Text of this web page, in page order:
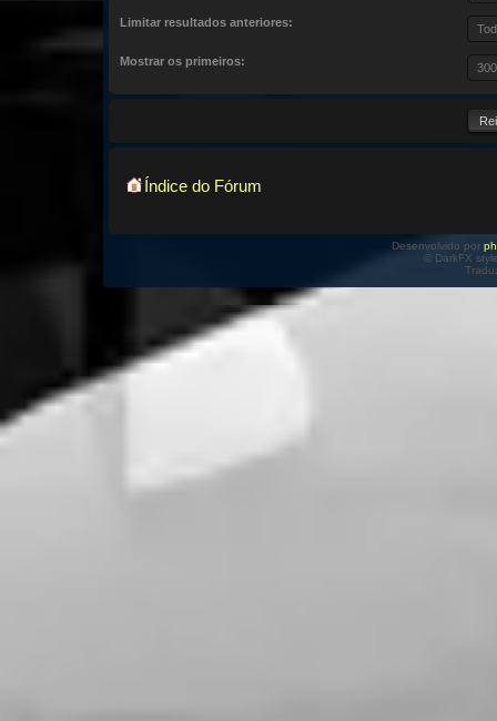
Limitar resultados anteriores:
Mostrar os primeiros:
Índice do Fórum
Desenvolvido por
© DarkFX